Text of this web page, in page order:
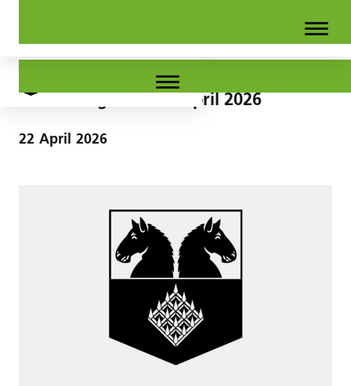
GR-Sitzung vom 22. April 2026
22 April 2026